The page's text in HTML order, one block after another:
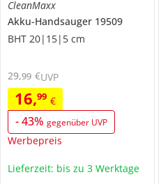
CleanMaxx
Akku-Handsauger 19509
BHT 20|15|5 cm
16,99 €
-43% gegenüber UVP
Werbepreis
29,99 €UVP
Lieferzeit: bis zu 3 Werktage